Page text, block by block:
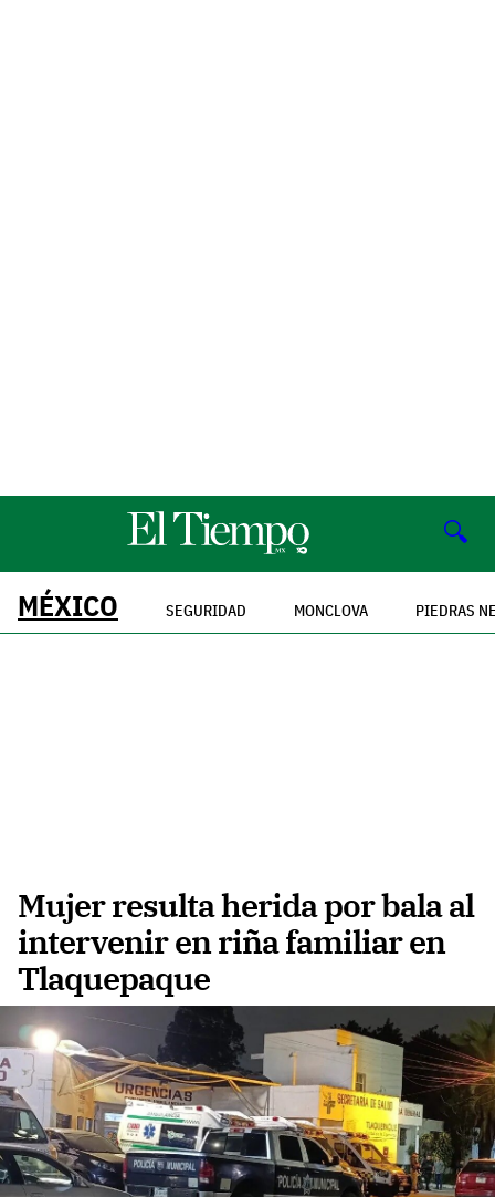
🔍
MÉXICO SEGURIDAD MONCLOVA PIEDRAS
Mujer resulta herida por bala al
intervenir en riña familiar en
Tlaquepaque